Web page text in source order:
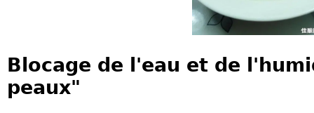
Blocage de l'eau et de
peaux"